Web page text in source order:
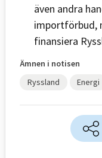
även andra
importförbud,
finansiera
Ämnen i notisen
Ryssland
Energi